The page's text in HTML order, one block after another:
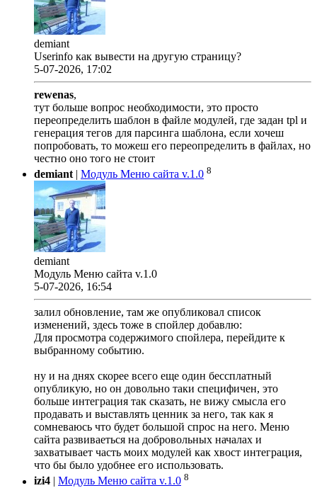
demiant
Userinfo как вывести на другую страницу?
5-07-2026, 17:02
rewenas,
тут больше вопрос необходимости, это просто
переопределить шаблон в файле модулей, где задан tpl и
генерация тегов для парсинга шаблона, если хочеш
попробовать, то можеш его переопределить в файлах, но
честно оно того не стоит
demiant | Модуль Меню сайта v.1.0 8
demiant
Модуль Меню сайта v.1.0
5-07-2026, 16:54
залил обновление, там же опубликовал список
изменений, здесь тоже в спойлер добавлю:
Для просмотра содержимого спойлера, перейдите к
выбранному событию.
ну и на днях скорее всего еще один бессплатный
опубликую, но он довольно таки специфичен, это
больше интеграция так сказать, не вижу смысла его
продавать и выставлять ценник за него, так как я
сомневаюсь что будет большой спрос на него. Меню
сайта развиваеться на добровольных началах и
захватывает часть моих модулей как хвост интеграция,
что бы было удобнее его использовать.
izi4
Модуль Меню сайта v.1.0 8